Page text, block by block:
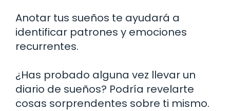
Anotar tus sueños te ayudará a
identificar patrones y emociones
recurrentes.
¿Has probado alguna vez llevar un
diario de sueños? Podría revelarte
cosas sorprendentes sobre ti mismo.